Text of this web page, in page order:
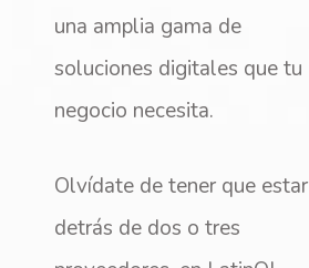
una amplia gama de
soluciones digitales que tu
negocio necesita.
Olvídate de tener que estar
detrás de dos o tres